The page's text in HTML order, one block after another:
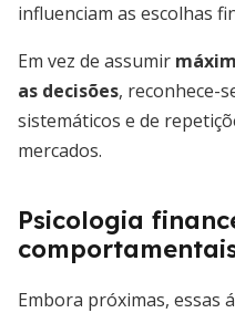
influenciam as escolhas
Em vez de assumir
as decisões, reconhece-
sistemáticos e de
mercados.
Psicologia
Embora próximas, essas